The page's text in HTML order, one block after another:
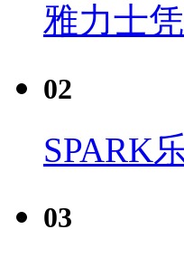
雅力士
02
SPARK
03